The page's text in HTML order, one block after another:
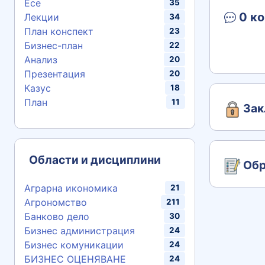
Есе 35
Лекции 34
План конспект 23
Бизнес-план 22
Анализ 20
Презентация 20
Казус 18
План 11
Области и дисциплини
Аграрна икономика 21
Агрономство 211
Банково дело 30
Бизнес администрация 24
Бизнес комуникации 24
БИЗНЕС ОЦЕНЯВАНЕ 24
0